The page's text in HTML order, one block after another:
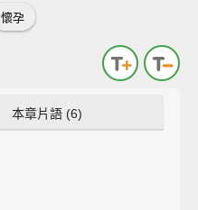
懷孕
本章片語 (6)